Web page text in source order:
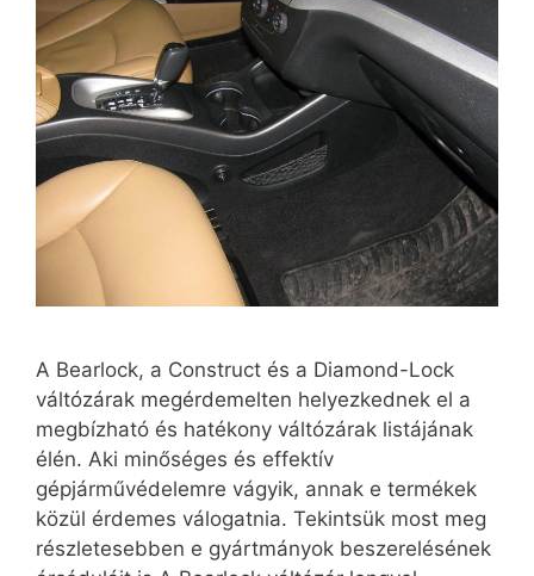
A Bearlock, a Construct és a Diamond-Lock
váltózárak megérdemelten helyezkednek el a
megbízható és hatékony váltózárak listájának
élén. Aki minőséges és effektív
gépjárművédelemre vágyik, annak e termékek
közül érdemes válogatnia. Tekintsük most meg
részletesebben e gyártmányok beszerelésének